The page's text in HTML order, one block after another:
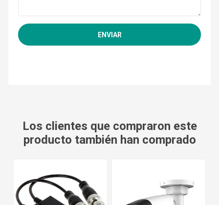
Los clientes que compraron este
producto también han comprado